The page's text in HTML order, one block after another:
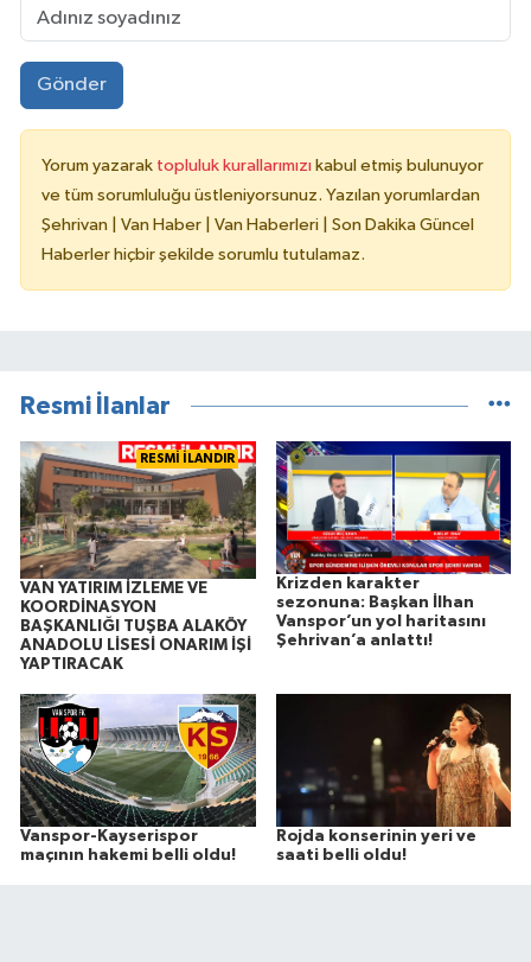
Gönder
Yorum yazarak topluluk kurallarımızı kabul etmiş bulunuyor
ve tüm sorumluluğu üstleniyorsunuz. Yazılan yorumlardan
Şehrivan | Van Haber | Van Haberleri | Son Dakika Güncel
Haberler hiçbir şekilde sorumlu tutulamaz.
Resmi İlanlar
RESMİ İLANDIR
VAN YATIRIM İZLEME VE
KOORDİNASYON
BAŞKANLIĞI TUŞBA ALAKÖY
ANADOLU LİSESİ ONARIM İŞİ
YAPTIRACAK
Krizden karakter
sezonuna: Başkan İlhan
Vanspor’un yol haritasını
Şehrivan’a anlattı!
Vanspor-Kayserispor
maçının hakemi belli oldu!
Rojda konserinin yeri ve
saati belli oldu!